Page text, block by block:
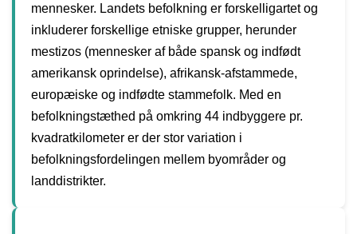
mennesker. Landets befolkning er forskelligartet og
inkluderer forskellige etniske grupper, herunder
mestizos (mennesker af både spansk og indfødt
amerikansk oprindelse), afrikansk-afstammede,
europæiske og indfødte stammefolk. Med en
befolkningstæthed på omkring 44 indbyggere pr.
kvadratkilometer er der stor variation i
befolkningsfordelingen mellem byområder og
landdistrikter.